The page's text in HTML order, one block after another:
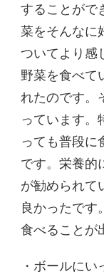
することがで
菜をそんなに
ついてより感
野菜を食べて
れたのです。
っています。
っても普段に
です。栄養的
が勧められて
良かったです
食べることが
・ボールに